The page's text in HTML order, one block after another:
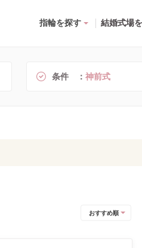
指輪を探す 結婚式場
条件 神前式
おすすめ順